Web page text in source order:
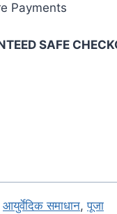
Payments
SAFE
आयुर्वेदिक समाधान,पूजा